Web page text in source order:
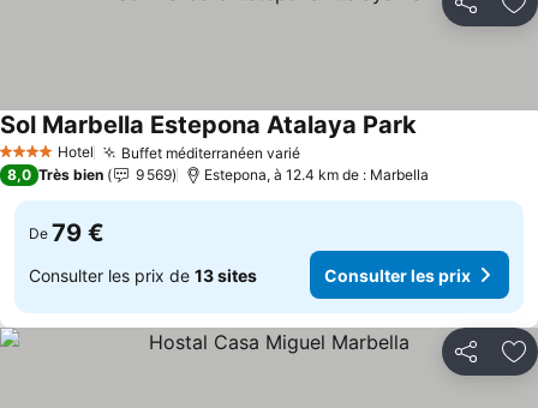
Partager
4 Étoiles Hotel Buffet méditerranéen variéConsulter les prix
Sol Marbella Estepona Atalaya ParkConsulter
8,0 Très bien 9 569 Estepona, à 12.4 km de : Marbella
De 79 €
Consulter les prix de 13 sites Consulter les prix
Partager